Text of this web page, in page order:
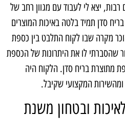
יצא לי לעבוד עם מגוון רחב של
סדן תמיד בלטה באיכות המוצרים
מקרה שבו לקוח התלבט בין כספת
שהסברתי לו את היתרונות של הכספת
מתוצרת בריח סדן. הלקוח היה
המקצועי שקיבל.
ובטחון משנת